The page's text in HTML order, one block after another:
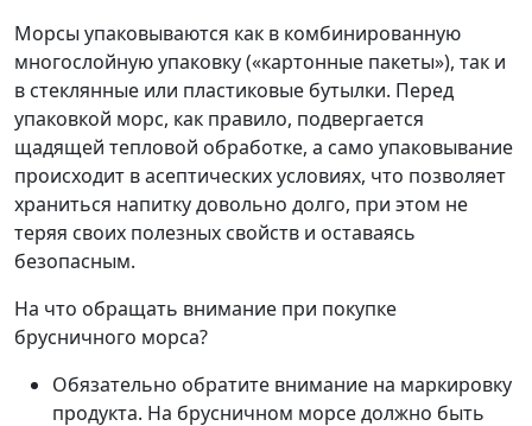
Морсы упаковываются как в комбинированную
многослойную упаковку («картонные пакеты»), так и
в стеклянные или пластиковые бутылки. Перед
упаковкой морс, как правило, подвергается
щадящей тепловой обработке, а само упаковывание
происходит в асептических условиях, что позволяет
храниться напитку довольно долго, при этом не
теряя своих полезных свойств и оставаясь
безопасным.
На что обращать внимание при покупке
брусничного морса?
Обязательно обратите внимание на маркировку
продукта. На брусничном морсе должно быть